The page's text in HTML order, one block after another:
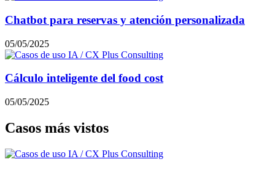
Chatbot para reservas y atención personalizada
05/05/2025
Cálculo inteligente del food cost
05/05/2025
Casos más vistos